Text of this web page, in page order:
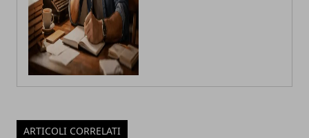
ARTICOLI CORRELATI